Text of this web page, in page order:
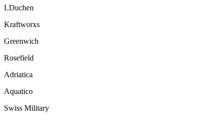
LDuchen
Kraftworxs
Greenwich
Rosefield
Adriatica
Aquatico
Swiss Military